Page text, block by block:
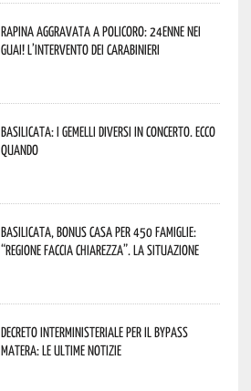
Rapina aggravata a Policoro: 24enne nei
guai! L’intervento dei Carabinieri
Basilicata: i Gemelli DiVersi in concerto. Ecco
quando
Basilicata, Bonus casa per 450 famiglie:
“Regione faccia chiarezza”. La situazione
Decreto interministeriale per il Bypass
Matera: le ultime notizie